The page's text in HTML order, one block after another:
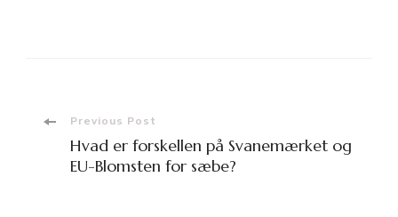
Post
Navigation
Previous Post
Hvad er forskellen på Svanemærket og
EU-Blomsten for sæbe?